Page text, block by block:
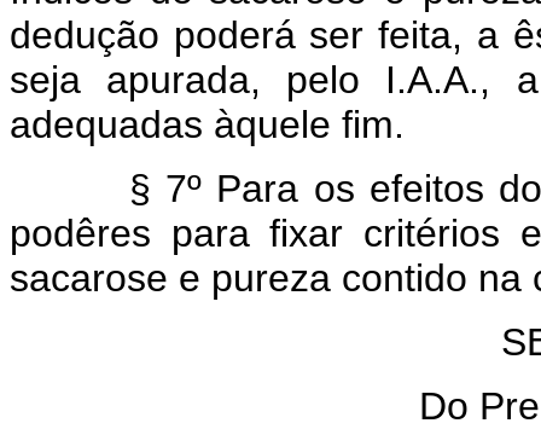
dedução poderá ser feita, a
seja apurada, pelo I.A.A.,
adequadas àquele fim.
§ 7º Para os efeitos do
podêres para fixar critérios
sacarose e pureza contido
Do